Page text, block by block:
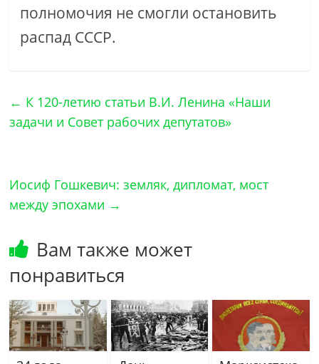
полномочия не смогли остановить
распад СССР.
← К 120-летию статьи В.И. Ленина «Наши
задачи и Совет рабочих депутатов»
Иосиф Гошкевич: земляк, дипломат, мост
между эпохами →
Вам также может
понравиться